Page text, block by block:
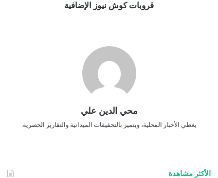
قروبات كوش نيوز الإضافية
محي الدين علي
يغطي الأخبار المحلية، ويتميز بالتحقيقات الميدانية والتقارير الحصرية.
الأكثر مشاهدة